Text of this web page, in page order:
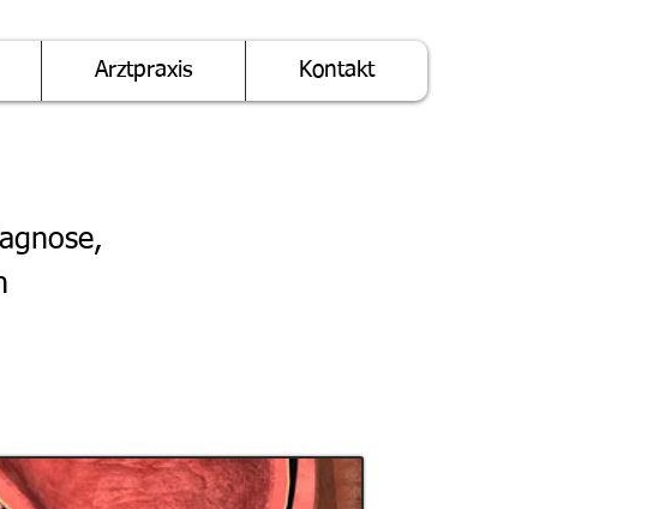
Arztpraxis Kontakt